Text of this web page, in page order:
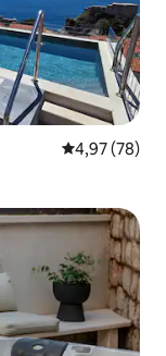
Vlerësimi
4,97 (78)